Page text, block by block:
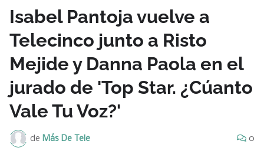
Isabel Pantoja vuelve a
Telecinco junto a Risto
Mejide y Danna Paola en el
jurado de 'Top Star. ¿Cúanto
Vale Tu Voz?'
de Más De Tele 0